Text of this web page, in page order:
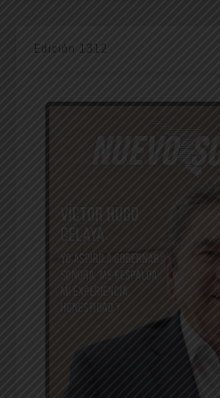
Edición 1312